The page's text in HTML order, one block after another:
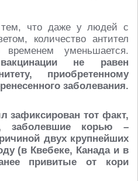
тем, что даже у людей с
количество антител
уменьшается.
не равен
приобретенному
заболевания.
зафиксирован тот факт,
заболевшие корью –
двух крупнейших
(в Квебеке, Канада и в
привитые от кори